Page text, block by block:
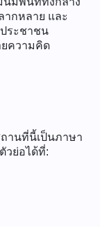
ากหลาย และ
ระชาชน
ยความคิด
านที่นี้เป็นภาษา
วย่อได้ที่: